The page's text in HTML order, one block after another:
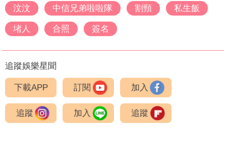
汶汶
中信兄弟啦啦隊 割頸 私生飯
堵人 合照 簽名
追蹤娛樂星聞
下載APP 訂閱 加入
追蹤 加入 追蹤